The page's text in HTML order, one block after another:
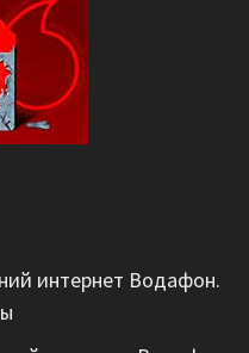
интернет Водафон.